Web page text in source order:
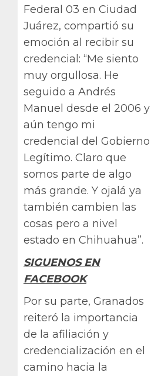
Federal 03 en Ciudad
Juárez, compartió su
emoción al recibir su
credencial: “Me siento
muy orgullosa. He
seguido a Andrés
Manuel desde el 2006 y
aún tengo mi
credencial del Gobierno
Legítimo. Claro que
somos parte de algo
más grande. Y ojalá ya
también cambien las
cosas pero a nivel
estado en Chihuahua”.
SIGUENOS EN
FACEBOOK
Por su parte, Granados
reiteró la importancia
de la afiliación y
credencialización en el
camino hacia la